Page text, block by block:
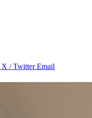
X / TwitterEmail